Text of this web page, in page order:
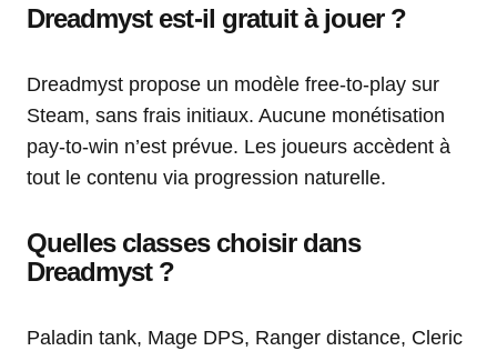
Dreadmyst est-il gratuit à jouer ?
Dreadmyst propose un modèle free-to-play sur
Steam, sans frais initiaux. Aucune monétisation
pay-to-win n’est prévue. Les joueurs accèdent à
tout le contenu via progression naturelle.
Quelles classes choisir dans
Dreadmyst ?
Paladin tank, Mage DPS, Ranger distance, Cleric